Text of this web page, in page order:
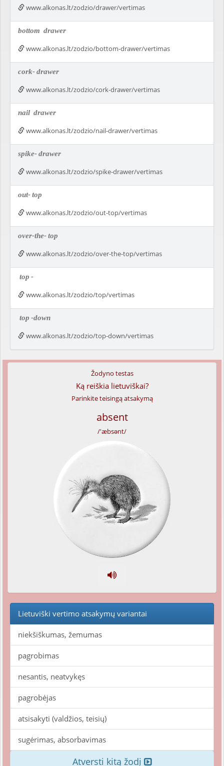
www.alkonas.lt/zodzio/drawer/vertimas
bottom drawer
www.alkonas.lt/zodzio/bottom-drawer/vertimas
cork-drawer
www.alkonas.lt/zodzio/cork-drawer/vertimas
nail drawer
www.alkonas.lt/zodzio/nail-drawer/vertimas
spike-drawer
www.alkonas.lt/zodzio/spike-drawer/vertimas
out-top
www.alkonas.lt/zodzio/out-top/vertimas
over-the-top
www.alkonas.lt/zodzio/over-the-top/vertimas
top -
www.alkonas.lt/zodzio/top/vertimas
top -down
www.alkonas.lt/zodzio/top-down/vertimas
Žodyno testas
Ką reiškia lietuviškai?
Parinkite teisingą atsakymą
absent
/'æbsənt/
Lietuviški vertimo atsakymų variantai
niekšiškumas, žemumas
pagrobimas
nesantis, neatvykęs
pagrobėjas
atsisakyti (valdžios, teisių)
sugėrimas, absorbavimas
Atversti kitą žodį